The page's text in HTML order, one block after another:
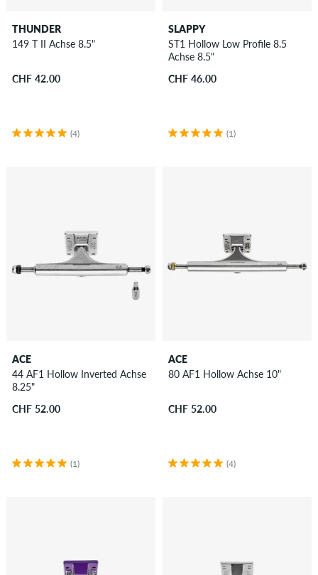
THUNDER
149 T II Achse 8.5"
CHF 42.00
(4)
SLAPPY
ST1 Hollow Low Profile 8.5
Achse 8.5"
CHF 46.00
(1)
ACE
44 AF1 Hollow Inverted Achse
8.25"
CHF 52.00
(1)
ACE
80 AF1 Hollow Achse 10"
CHF 52.00
(4)